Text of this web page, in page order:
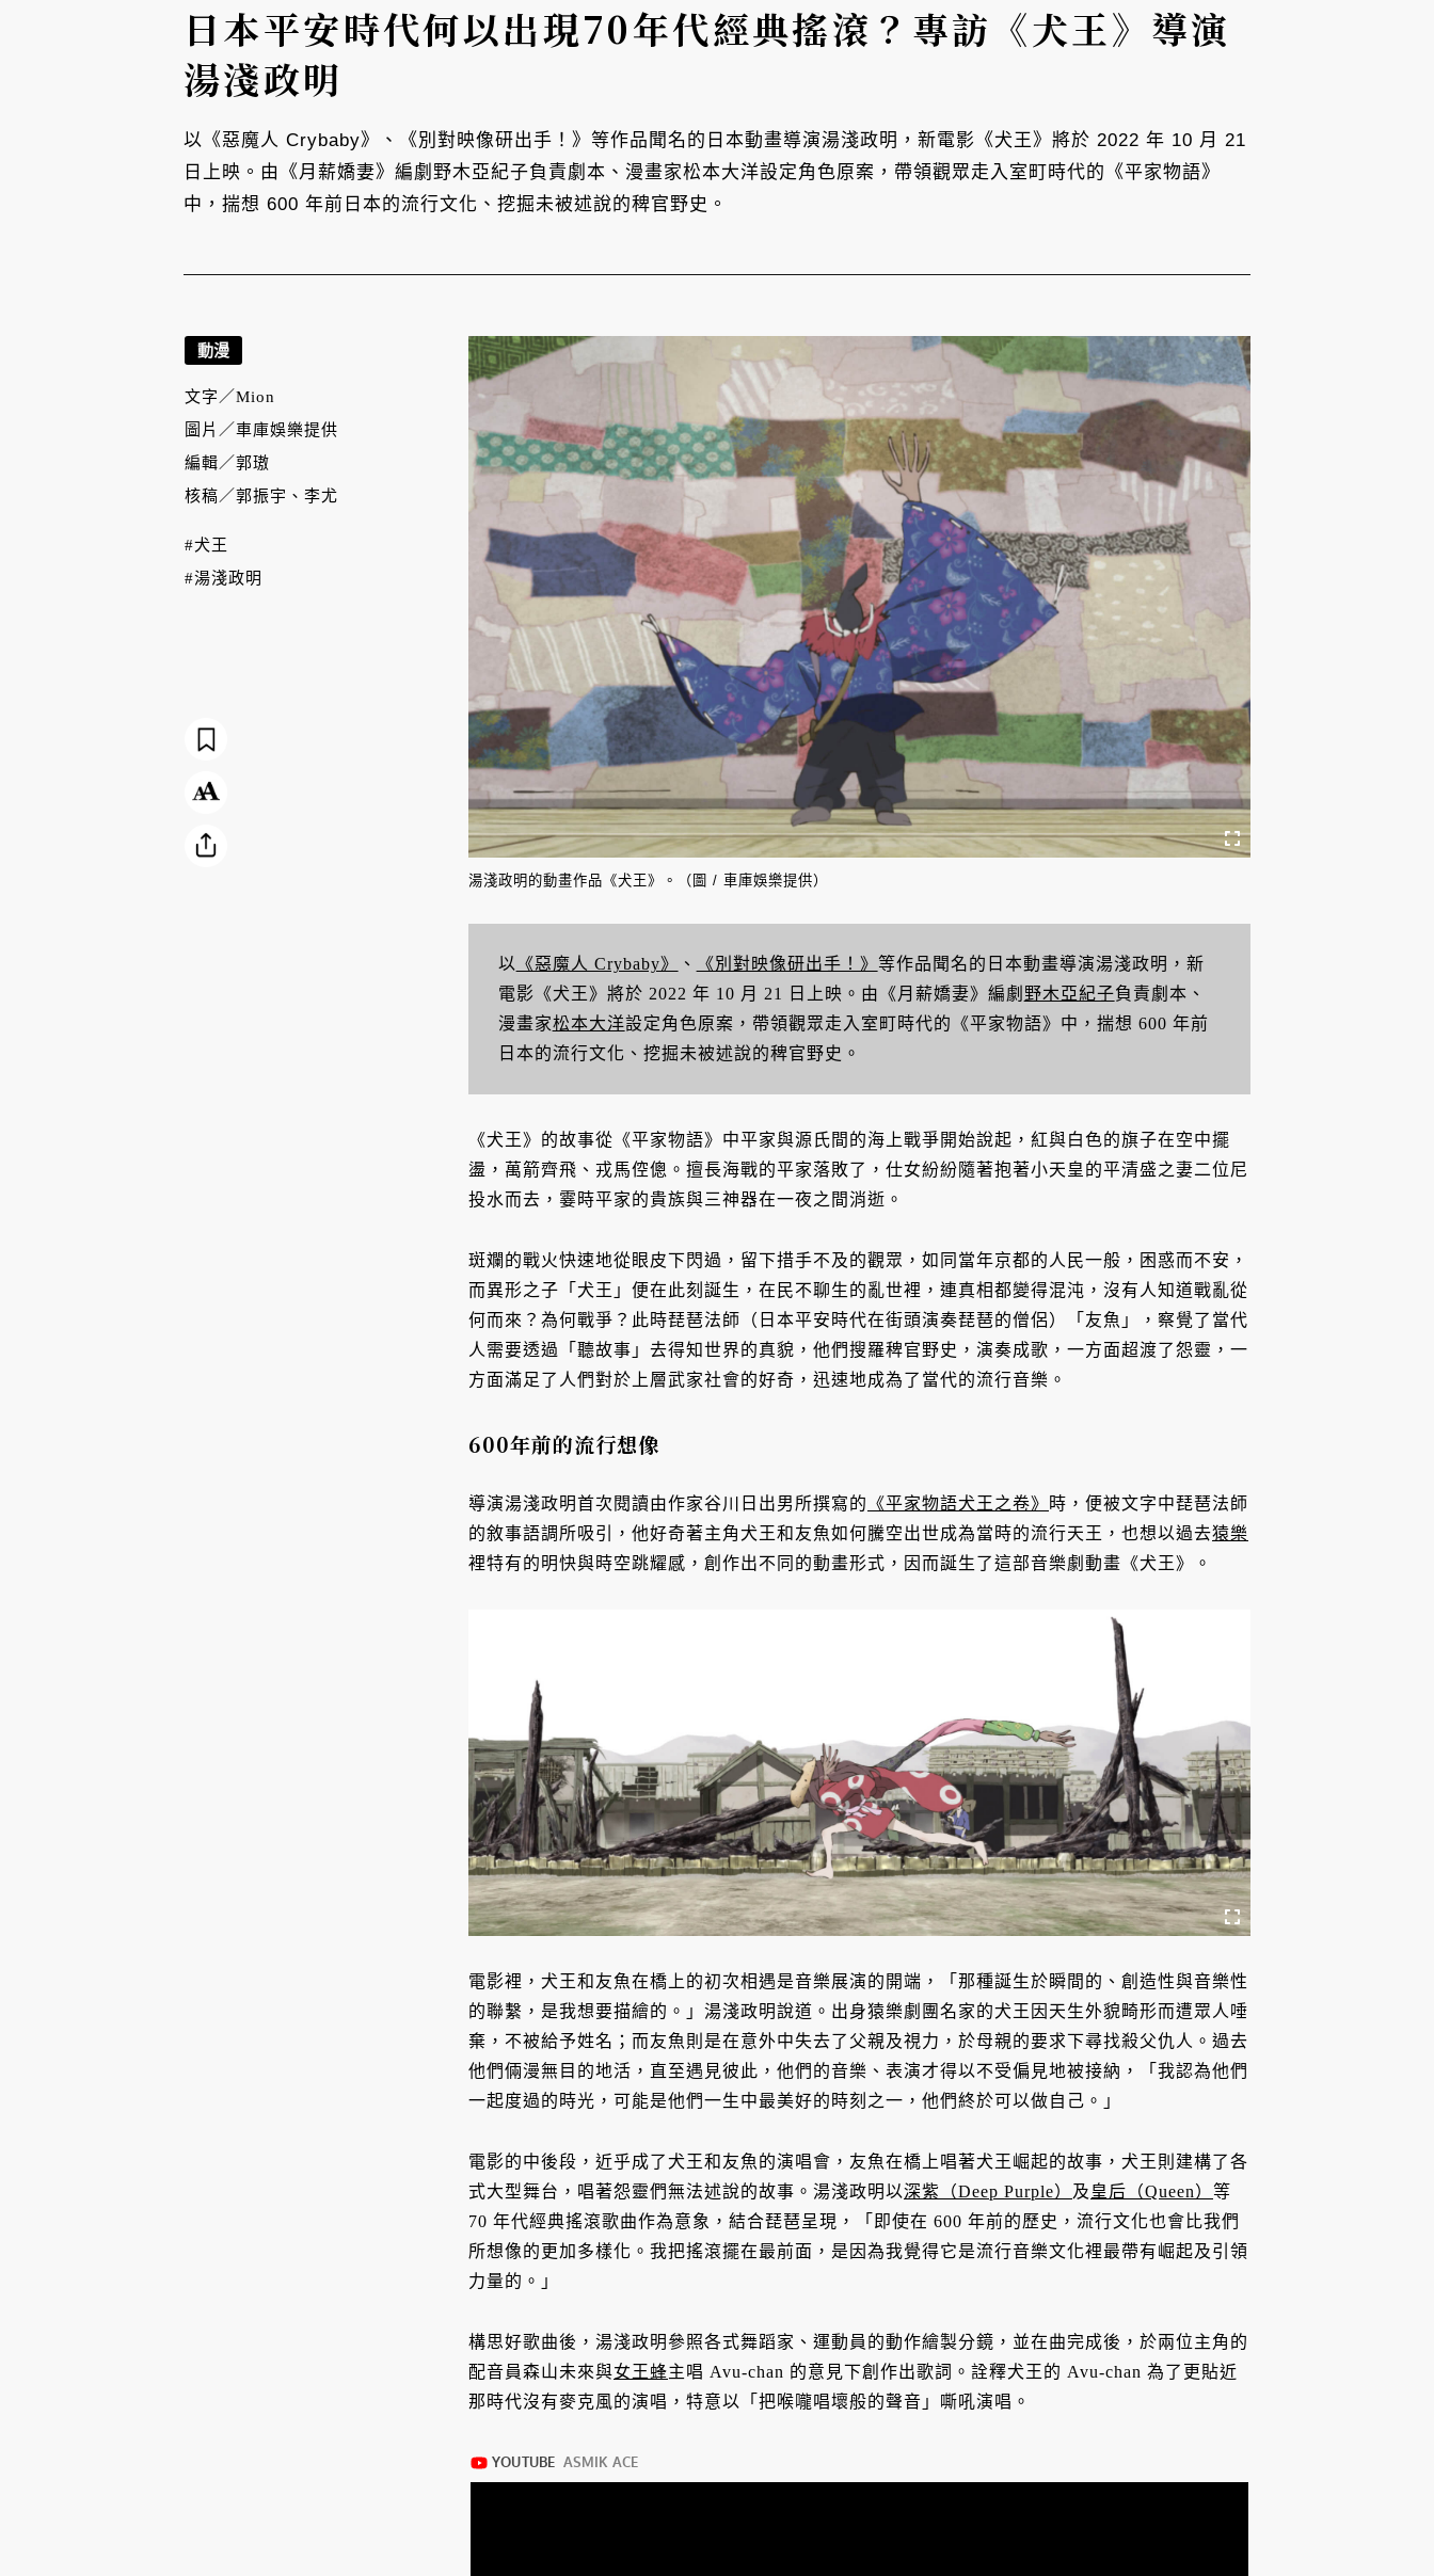
日本平安時代何以出現70年代經典搖滾？專訪《犬王》導演
湯淺政明
以《惡魔人 Crybaby》、《別對映像研出手！》等作品聞名的日本動畫導演湯淺政明，新電影《犬王》將於 2022 年 10 月 21
日上映。由《月薪嬌妻》編劇野木亞紀子負責劇本、漫畫家松本大洋設定角色原案，帶領觀眾走入室町時代的《平家物語》
中，揣想 600 年前日本的流行文化、挖掘未被述說的稗官野史。
湯淺政明的動畫作品《犬王》。（圖 / 車庫娛樂提供）
以 《惡魔人 Crybaby》 、 《別對映像研出手！》 等作品聞名的日本動畫導演湯淺政明，新
電影《犬王》將於 2022 年 10 月 21 日上映。由《月薪嬌妻》編劇 野木亞紀子負責劇本、
漫畫家松本大洋設定角色原案，帶領觀眾走入室町時代的《平家物語》中，揣想 600 年前
日本的流行文化、挖掘未被述說的稗官野史。
《犬王》的故事從《平家物語》中平家與源氏間的海上戰爭開始說起，紅與白色的旗子在空中擺
盪，萬箭齊飛、戎馬倥傯。擅長海戰的平家落敗了，仕女紛紛隨著抱著小天皇的平清盛之妻二位尼
投水而去，霎時平家的貴族與三神器在一夜之間消逝。
斑斕的戰火快速地從眼皮下閃過，留下措手不及的觀眾，如同當年京都的人民一般，困惑而不安，
而異形之子「犬王」便在此刻誕生，在民不聊生的亂世裡，連真相都變得混沌，沒有人知道戰亂從
何而來？為何戰爭？此時琵琶法師（日本平安時代在街頭演奏琵琶的僧侶）「友魚」，察覺了當代
人需要透過「聽故事」去得知世界的真貌，他們搜羅稗官野史，演奏成歌，一方面超渡了怨靈，一
方面滿足了人們對於上層武家社會的好奇，迅速地成為了當代的流行音樂。
600年前的流行想像
導演湯淺政明首次閱讀由作家谷川日出男所撰寫的 《平家物語犬王之卷》
時，便被文字中琵琶法師
的敘事語調所吸引，他好奇著主角犬王和友魚如何騰空出世成為當時的流行天王，也想以過去猿樂
裡特有的明快與時空跳耀感，創作出不同的動畫形式，因而誕生了這部音樂劇動畫《犬王》。
電影裡，犬王和友魚在橋上的初次相遇是音樂展演的開端，「那種誕生於瞬間的、創造性與音樂性
的聯繫，是我想要描繪的。」湯淺政明說道。出身猿樂劇團名家的犬王因天生外貌畸形而遭眾人唾
棄，不被給予姓名；而友魚則是在意外中失去了父親及視力，於母親的要求下尋找殺父仇人。過去
他們倆漫無目的地活，直至遇見彼此，他們的音樂、表演才得以不受偏見地被接納，「我認為他們
一起度過的時光，可能是他們一生中最美好的時刻之一，他們終於可以做自己。」
電影的中後段，近乎成了犬王和友魚的演唱會，友魚在橋上唱著犬王崛起的故事，犬王則建構了各
式大型舞台，唱著怨靈們無法述說的故事。湯淺政明以深紫（Deep Purple） 及 皇后（Queen） 等
70 年代經典搖滾歌曲作為意象，結合琵琶呈現，「即使在 600 年前的歷史，流行文化也會比我們
所想像的更加多樣化。我把搖滾擺在最前面，是因為我覺得它是流行音樂文化裡最帶有崛起及引領
力量的。」
構思好歌曲後，湯淺政明參照各式舞蹈家、運動員的動作繪製分鏡，並在曲完成後，於兩位主角的
配音員森山未來與女王蜂主唱 Avu-chan 的意見下創作出歌詞。詮釋犬王的 Avu-chan 為了更貼近
那時代沒有麥克風的演唱，特意以「把喉嚨唱壞般的聲音」嘶吼演唱。
動漫
文字／Mion
圖片／車庫娛樂提供
編輯／郭璈
核稿／郭振宇、李尤
#犬王
#湯淺政明